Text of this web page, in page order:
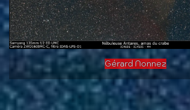
Gérard Nonnez